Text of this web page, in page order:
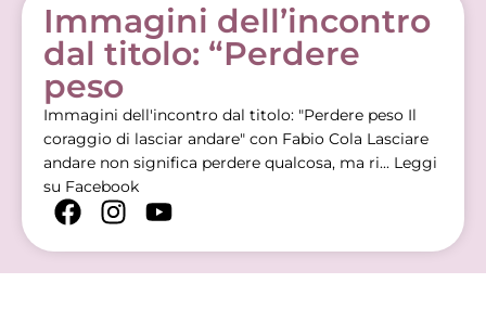
Immagini dell’incontro
dal titolo: “Perdere
peso
Immagini dell'incontro dal titolo: "Perdere peso Il
coraggio di lasciar andare" con Fabio Cola Lasciare
andare non significa perdere qualcosa, ma ri... Leggi
su Facebook